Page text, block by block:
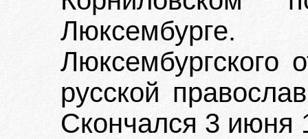
русской
Скончался 3 июня